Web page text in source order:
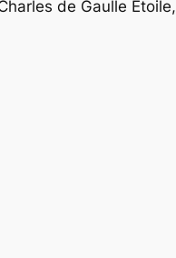
de Gaulle Étoile,